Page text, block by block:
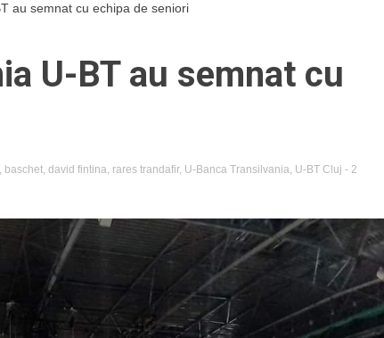
au semnat cu echipa de seniori
U-BT au semnat cu
baschet, david fintina, rares trandafir, U-Banca Transilvania, U-BT Cluj - 2